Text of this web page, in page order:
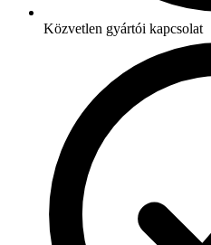
Közvetlen gyártói kapcsolat